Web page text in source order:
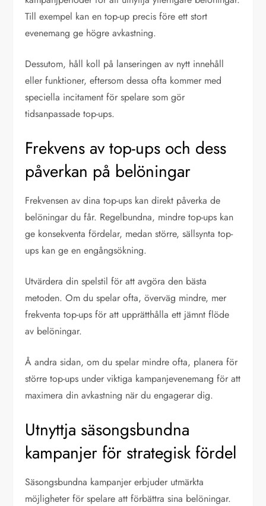
Till exempel kan en top-up precis före ett stort
evenemang ge högre avkastning.
Dessutom, håll koll på lanseringen av nytt innehåll
eller funktioner, eftersom dessa ofta kommer med
speciella incitament för spelare som gör
tidsanpassade top-ups.
Frekvens av top-ups och dess
påverkan på belöningar
Frekvensen av dina top-ups kan direkt påverka de
belöningar du får. Regelbundna, mindre top-ups kan
ge konsekventa fördelar, medan större, sällsynta top-
ups kan ge en engångsökning.
Utvärdera din spelstil för att avgöra den bästa
metoden. Om du spelar ofta, överväg mindre, mer
frekventa top-ups för att upprätthålla ett jämnt flöde
av belöningar.
Å andra sidan, om du spelar mindre ofta, planera för
större top-ups under viktiga kampanjevenemang för att
maximera din avkastning när du engagerar dig.
Utnyttja säsongsbundna
kampanjer för strategisk fördel
Säsongsbundna kampanjer erbjuder utmärkta
möjligheter för spelare att förbättra sina belöningar.